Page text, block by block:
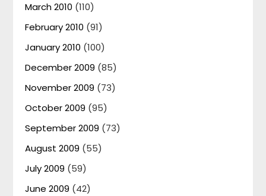
March 2010 (110)
February 2010 (91)
January 2010 (100)
December 2009 (85)
November 2009 (73)
October 2009 (95)
September 2009 (73)
August 2009 (55)
July 2009 (59)
June 2009 (42)